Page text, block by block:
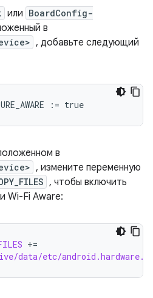
или BoardConfig-
в
, добавьте следующий
:= true
в
, измените переменную
, чтобы включить
Wi-Fi Aware:
+=
data/etc/